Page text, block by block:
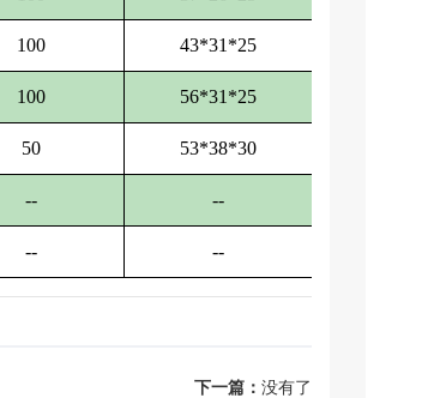
100 43*31*25
100 56*31*25
50 53*38*30
-- --
-- --
下一篇： 没有了